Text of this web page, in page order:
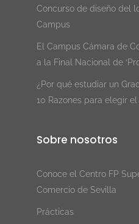
Concurso de diseño del
Campus
El Campus Cámara de
a la Final Nacional de
¿Por qué estudiar un
10 Razones para elegir
Sobre nosotros
Conoce el Centro FP
Comercio de Sevilla
Prácticas